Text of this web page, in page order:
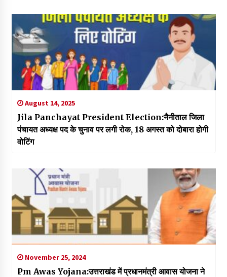
August 14, 2025
Jila Panchayat President Election:नैनीताल जिला
पंचायत अध्यक्ष पद के चुनाव पर लगी रोक, 18 अगस्त को दोबारा होगी
वोटिंग
November 25, 2024
Pm Awas Yojana:उत्तराखंड में प्रधानमंत्री आवास योजना ने